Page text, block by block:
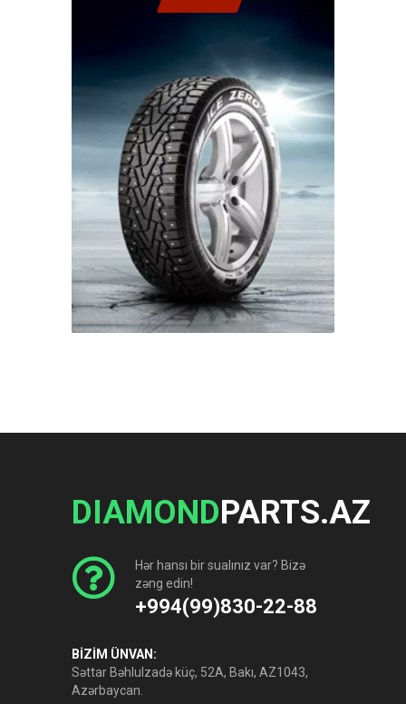
DIAMONDPARTS.AZ
Hər hansı bir sualınız var? Bizə
zəng edin!
+994(99)830-22-88
BİZİM ÜNVAN:
Səttar Bəhlulzadə küç, 52A, Bakı, AZ1043,
Azərbaycan.